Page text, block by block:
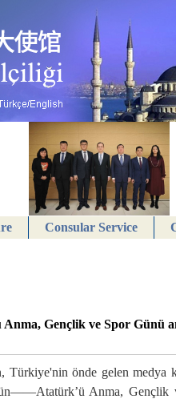
Consular Service
Gençlik ve Spor Günü
önde gelen medya
Anma, Gençlik